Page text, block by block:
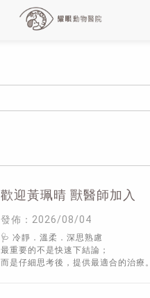
歡迎黃珮晴 獸醫師加入
發佈：2026/08/04
🩺 冷靜．溫柔．深思熟慮
最重要的不是快速下結論；
而是仔細思考後，提供最適合的治療。